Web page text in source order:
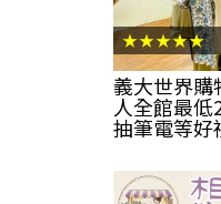
★★★★★
義大世界購
人全館最
抽筆電等好